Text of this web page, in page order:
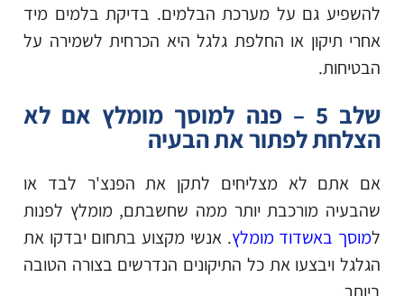
להשפיע גם על מערכת הבלמים. בדיקת בלמים מיד
אחרי תיקון או החלפת גלגל היא הכרחית לשמירה על
הבטיחות.
שלב 5 – פנה למוסך מומלץ אם לא
הצלחת לפתור את הבעיה
אם אתם לא מצליחים לתקן את הפנצ'ר לבד או
שהבעיה מורכבת יותר ממה שחשבתם, מומלץ לפנות
למוסך באשדוד מומלץ. אנשי מקצוע בתחום יבדקו את
הגלגל ויבצעו את כל התיקונים הנדרשים בצורה הטובה